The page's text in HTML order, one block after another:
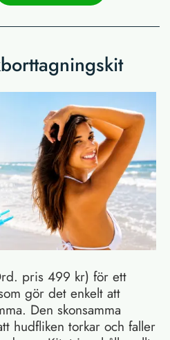
pris 499 kr) för ett
gör det enkelt att
Den skonsamma
hudfliken torkar och faller